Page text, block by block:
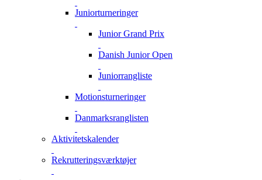
Juniorturneringer
Junior Grand Prix
Danish Junior Open
Juniorrangliste
Motionsturneringer
Danmarksranglisten
Aktivitetskalender
Rekrutteringsværktøjer